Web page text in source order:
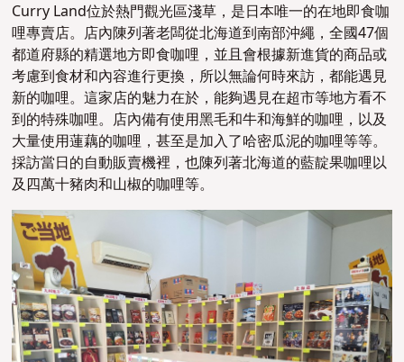
Curry Land位於熱門觀光區淺草，是日本唯一的在地即食咖
哩專賣店。店內陳列著老闆從北海道到南部沖繩，全國47個
都道府縣的精選地方即食咖哩，並且會根據新進貨的商品或
考慮到食材和內容進行更換，所以無論何時來訪，都能遇見
新的咖哩。這家店的魅力在於，能夠遇見在超市等地方看不
到的特殊咖哩。店內備有使用黑毛和牛和海鮮的咖哩 ， 以及
大量使用蓮藕的咖哩，甚至是加入了哈密瓜泥的咖哩等等。
採訪當日的自動販賣機裡，也陳列著北海道的藍靛果咖哩以
及四萬十豬肉和山椒的咖哩等。